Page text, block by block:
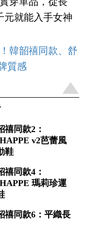
穿單品，從長
元就能入手女神
韓韶禧同款、舒
質感
禧同款2：
v2芭蕾風
鞋​
禧同款4：
瑪莉珍運
禧同款6：平織長